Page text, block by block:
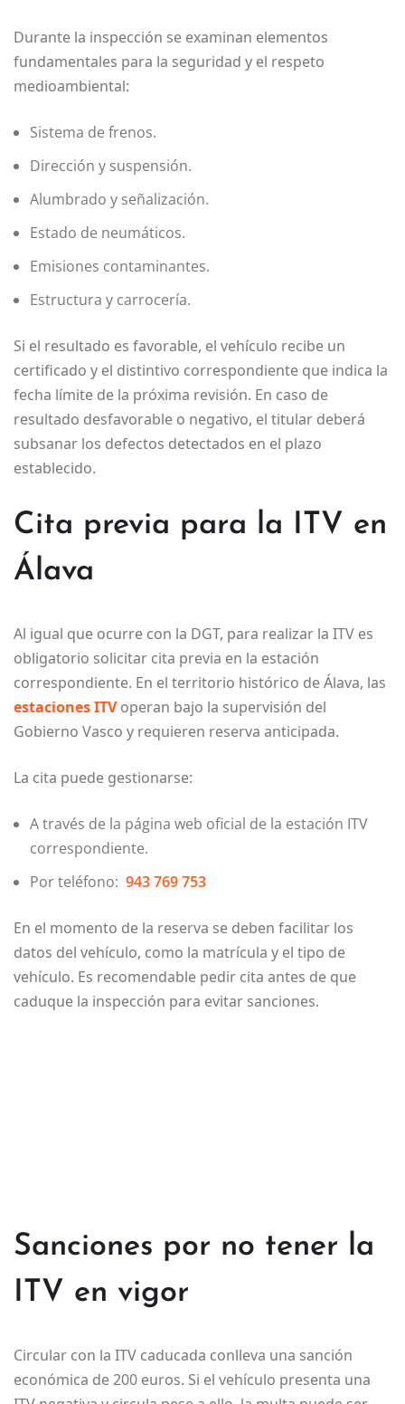
Durante la inspección se examinan elementos
fundamentales para la seguridad y el respeto
medioambiental:
Sistema de frenos.
Dirección y suspensión.
Alumbrado y señalización.
Estado de neumáticos.
Emisiones contaminantes.
Estructura y carrocería.
Si el resultado es favorable, el vehículo recibe un
certificado y el distintivo correspondiente que indica la
fecha límite de la próxima revisión. En caso de
resultado desfavorable o negativo, el titular deberá
subsanar los defectos detectados en el plazo
establecido.
Cita previa para la ITV en
Álava
Al igual que ocurre con la DGT, para realizar la ITV es
obligatorio solicitar cita previa en la estación
correspondiente. En el territorio histórico de Álava, las
estaciones ITVoperan bajo la supervisión del
Gobierno Vasco y requieren reserva anticipada.
La cita puede gestionarse:
A través de la página web oficial de la estación ITV
correspondiente.
Por teléfono: 943 769 753
En el momento de la reserva se deben facilitar los
datos del vehículo, como la matrícula y el tipo de
vehículo. Es recomendable pedir cita antes de que
caduque la inspección para evitar sanciones.
Sanciones por no tener la
ITV en vigor
Circular con la ITV caducada conlleva una sanción
económica de 200 euros. Si el vehículo presenta una